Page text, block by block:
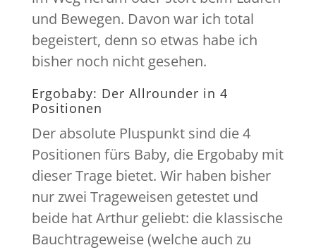
und Bewegen. Davon war ich total
begeistert, denn so etwas habe ich
bisher noch nicht gesehen.
Ergobaby: Der Allrounder in 4
Positionen
Der absolute Pluspunkt sind die 4
Positionen fürs Baby, die Ergobaby mit
dieser Trage bietet. Wir haben bisher
nur zwei Trageweisen getestet und
beide hat Arthur geliebt: die klassische
Bauchtrageweise (welche auch zu